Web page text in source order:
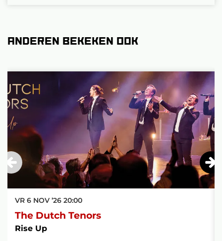
Anderen bekeken ook
The Dutch Tenors
Rise Up
VR 6 NOV ’26 20:00